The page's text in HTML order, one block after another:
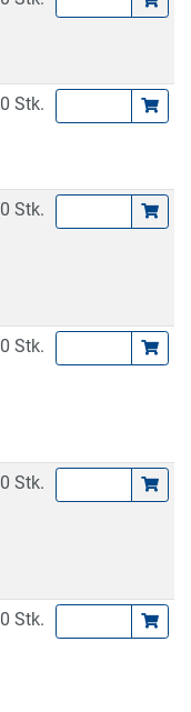
0 Stk.
0 Stk.
0 Stk.
0 Stk.
0 Stk.